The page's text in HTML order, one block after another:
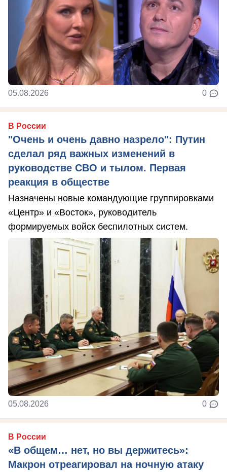
05.08.2026 0
В России
"Очень и очень давно назрело": Путин
сделал ряд важных изменений в
руководстве СВО и тылом. Первая
реакция в обществе
Назначены новые командующие группировками
«Центр» и «Восток», руководитель
формируемых войск беспилотных систем.
05.08.2026 0
В России
«В общем… нет, но вы держитесь»:
Макрон отреагировал на ночную атаку